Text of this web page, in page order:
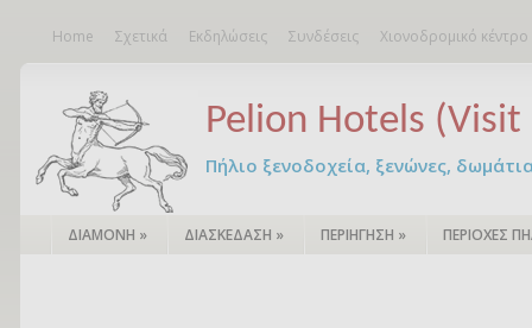
Home Σχετικά Εκδηλώσεις Συνδέσεις Χιονοδρομικό
Pelion Hotels (Visit
Πήλιο ξενοδοχεία, ξενώνες,
ΔΙΑΜΟΝΗ » ΔΙΑΣΚΕΔΑΣΗ » ΠΕΡΙΗΓΗΣΗ » ΠΕΡΙΟΧΕΣ